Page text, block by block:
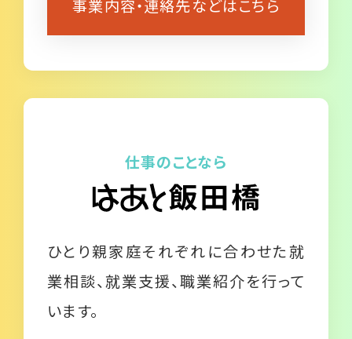
事業内容・連絡先などはこちら
仕事のことなら
ひとり親家庭それぞれに合わせた就
業相談、就業支援、職業紹介を行って
います。